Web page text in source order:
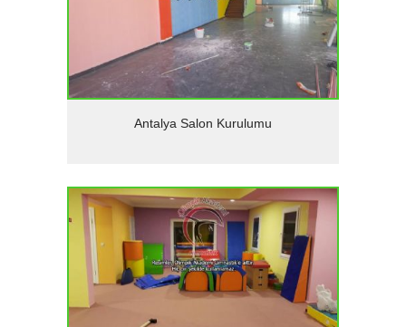
Detaylar
Antalya Salon Kurulumu